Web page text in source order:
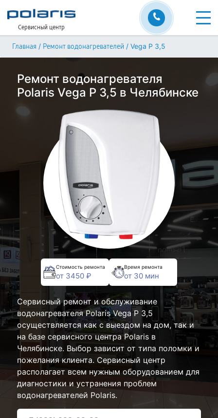
Сервисный центр
Главная / Ремонт водонагревателей / Vega P 3,5
Ремонт водонагревателя
Polaris Vega P 3,5 в Челябинске
Стоимость ремонта
от 3450 ₽
Время ремонта
от 30 мин
Сервисный ремонт и обслуживание
водонагревателя Polaris Vega P 3,5
осуществляется как с выездом на дом, так и
на базе сервисного центра Polaris в
Челябинске. Выбор зависит от типа поломки и
пожелания клиента. Сервисный центр
располагает всем нужным оборудованием для
диагностики и устранения проблем
водонагревателей Polaris.